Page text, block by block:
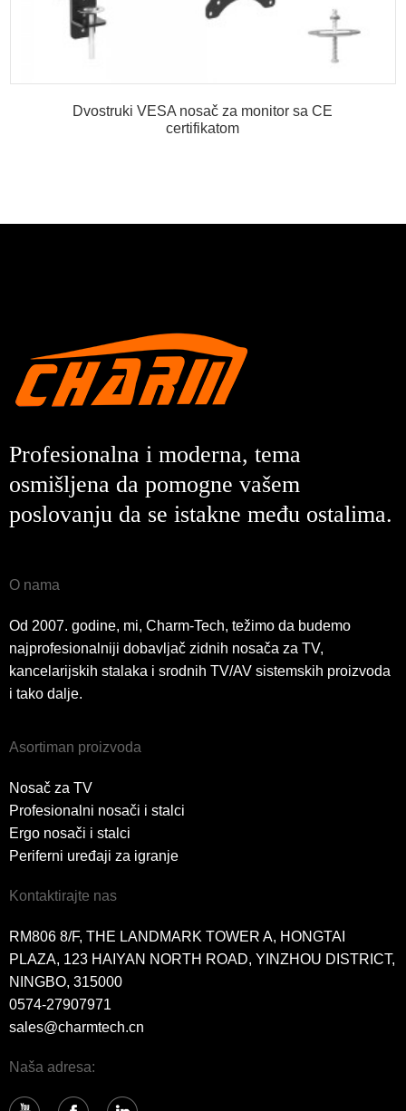
Dvostruki VESA nosač za monitor sa CE
certifikatom
Profesionalna i moderna, tema
osmišljena da pomogne vašem
poslovanju da se istakne među ostalima.
O nama
Od 2007. godine, mi, Charm-Tech, težimo da budemo
najprofesionalniji dobavljač zidnih nosača za TV,
kancelarijskih stalaka i srodnih TV/AV sistemskih proizvoda
i tako dalje.
Asortiman proizvoda
Nosač za TV
Profesionalni nosači i stalci
Ergo nosači i stalci
Periferni uređaji za igranje
Kontaktirajte nas
RM806 8/F, THE LANDMARK TOWER A, HONGTAI
PLAZA, 123 HAIYAN NORTH ROAD, YINZHOU DISTRICT,
NINGBO, 315000
0574-27907971
sales@charmtech.cn
Naša adresa: